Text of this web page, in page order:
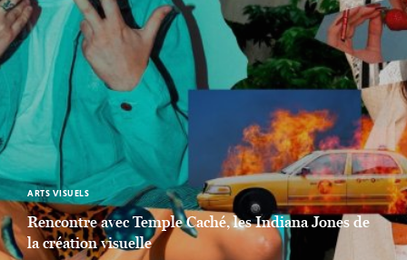
ARTS VISUELS
Rencontre avec Temple Caché, les Indiana Jones de
la création visuelle